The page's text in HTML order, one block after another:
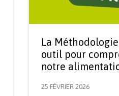
La
outil pour
notre
25 FÉVRIER 2026